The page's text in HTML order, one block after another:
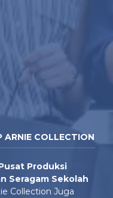
ARNIE COLLECTION
Produksi
Seragam Sekolah
Collection Juga